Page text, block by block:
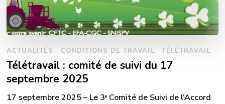
ACTUALITÉS CONDITIONS DE TRAVAIL TÉLÉTRAVAIL
Télétravail : comité de suivi du 17
septembre 2025
17 septembre 2025 – Le 3ᵉ Comité de Suivi de l’Accord